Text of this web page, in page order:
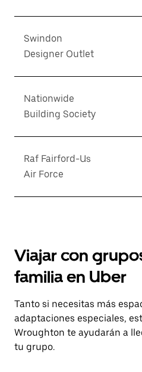
Swindon
Designer Outlet
Nationwide
Building Society
Raf Fairford-Us
Air Force
Viajar con
familia en Uber
Tanto si necesitas más
adaptaciones especiales,
Wroughton te ayudarán a
tu grupo.